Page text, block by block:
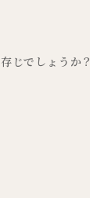
じでしょうか？